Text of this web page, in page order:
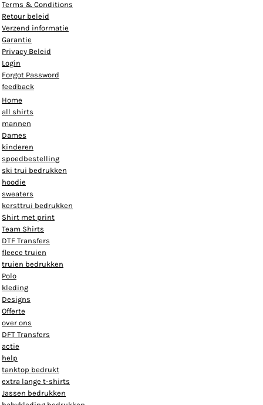
Terms & Conditions
Retour beleid
Verzend informatie
Garantie
Privacy Beleid
Login
Forgot Password
feedback
Home
all shirts
mannen
Dames
kinderen
spoedbestelling
ski trui bedrukken
hoodie
sweaters
kersttrui bedrukken
Shirt met print
Team Shirts
DTF Transfers
fleece truien
truien bedrukken
Polo
kleding
Designs
Offerte
over ons
DFT Transfers
actie
help
tanktop bedrukt
extra lange t-shirts
Jassen bedrukken